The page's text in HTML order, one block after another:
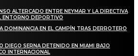
ALTERCADO ENTRE NEYMAR Y LA DIRECTIVA
ENTORNO DEPORTIVO
DOMINANCIA EN EL CAMPÍN TRAS DERROTERO
DIEGO SERNA DETENIDO EN MIAMI BAJO
INTERNACIONAL